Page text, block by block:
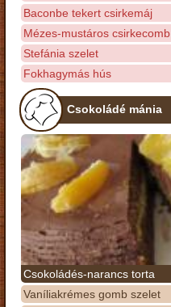
Baconbe tekert csirkemáj
Mézes-mustáros csirkecomb
Stefánia szelet
Fokhagymás hús
Csokoládé mánia
Csokoládés-narancs torta
Vaníliakrémes gomb szelet